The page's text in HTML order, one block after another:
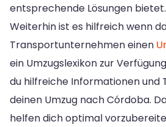
entsprechende Lösungen bietet.
Weiterhin ist es hilfreich wenn
Transportunternehmen einen
ein Umzugslexikon zur
du hilfreiche Informationen und
deinen Umzug nach Córdoba.
helfen dich optimal